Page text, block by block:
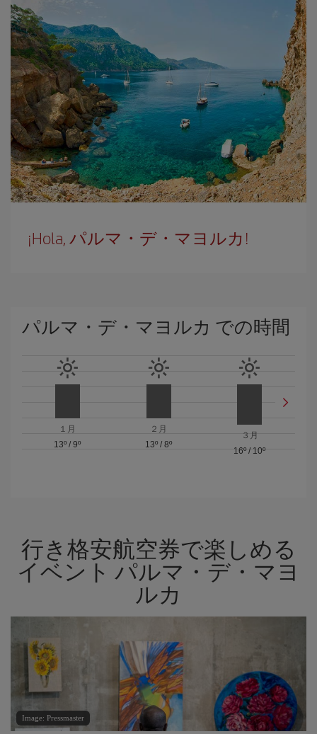
¡Hola, パルマ・デ・マヨルカ!
パルマ・デ・マヨルカ での時間
１月
13º /9º
２月
13º / 8º
３月
16º/ 10º
行き格安航空券で楽しめる
イベント パルマ・デ・マヨ
ルカ
Image: Pressmaster